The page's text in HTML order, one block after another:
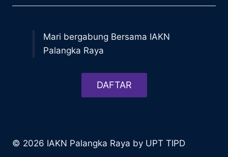
Mari bergabung Bersama IAKN
Palangka Raya
DAFTAR
© 2026 IAKN Palangka Raya by UPT TIPD